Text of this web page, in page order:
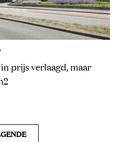
prijs verlaagd, maar